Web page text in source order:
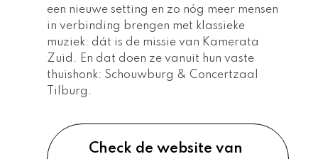
een nieuwe setting en zo nóg meer mensen
in verbinding brengen met klassieke
muziek: dát is de missie van Kamerata
Zuid. En dat doen ze vanuit hun vaste
thuishonk: Schouwburg & Concertzaal
Tilburg.
Check de website van